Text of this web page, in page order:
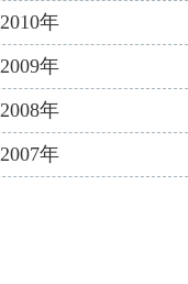
2010年
2009年
2008年
2007年